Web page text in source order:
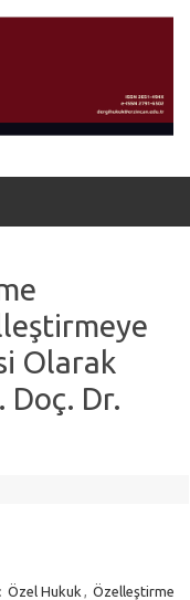
Olarak
Doç. Dr.
Özel Hukuk
Özelleştirme